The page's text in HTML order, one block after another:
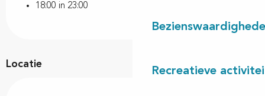
Recreatieve
18:00 in 23:00
Locatie